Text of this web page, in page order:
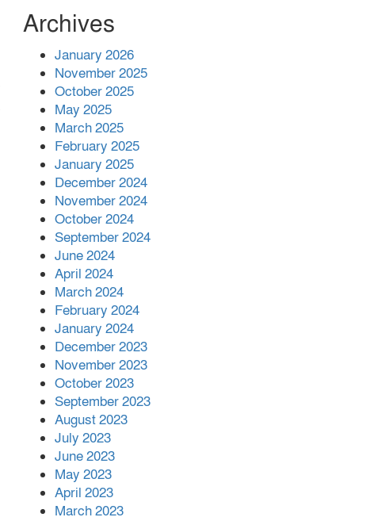
পারবে, কী পারবে না
প্রশাসনের কর্তৃত্ব না থাকায় ধর্ষণ বেড়ে
যাচ্ছে : রিজভী
বনানীতে গাড়িচাপায় পোশাকশ্রমিক
নিহত, সড়ক অবরোধ
শহীদের রক্তের সঙ্গে বেইমানি হয় এমন
কাজ কেউ যেন না করি -জামায়াত আমির
Archives
January 2026
November 2025
October 2025
May 2025
March 2025
February 2025
January 2025
December 2024
November 2024
October 2024
September 2024
June 2024
April 2024
March 2024
February 2024
January 2024
December 2023
November 2023
October 2023
September 2023
August 2023
July 2023
June 2023
May 2023
April 2023
March 2023